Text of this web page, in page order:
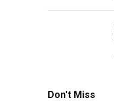
Don't Miss